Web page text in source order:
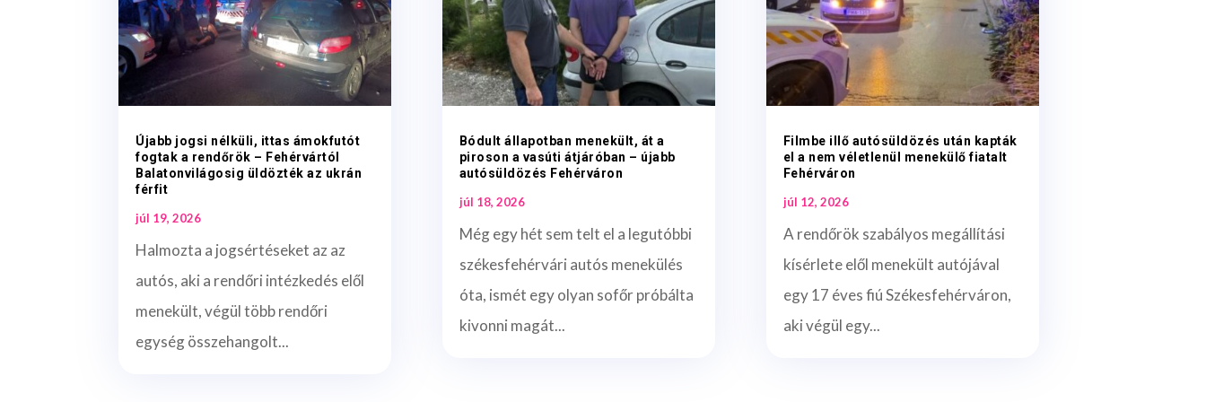
Újabb jogsi nélküli, ittas ámokfutót
fogtak a rendőrök – Fehérvártól
Balatonvilágosig üldözték az ukrán
férfit
júl 19, 2026
Halmozta a jogsértéseket az az
autós, aki a rendőri intézkedés elől
menekült, végül több rendőri
egység összehangolt...
Bódult állapotban menekült, át a
piroson a vasúti átjáróban – újabb
autósüldözés Fehérváron
júl 18, 2026
Még egy hét sem telt el a legutóbbi
székesfehérvári autós menekülés
óta, ismét egy olyan sofőr próbálta
kivonni magát...
Filmbe illő autósüldözés után kapták
el a nem véletlenül menekülő fiatalt
Fehérváron
júl 12, 2026
A rendőrök szabályos megállítási
kísérlete elől menekült autójával
egy 17 éves fiú Székesfehérváron,
aki végül egy...